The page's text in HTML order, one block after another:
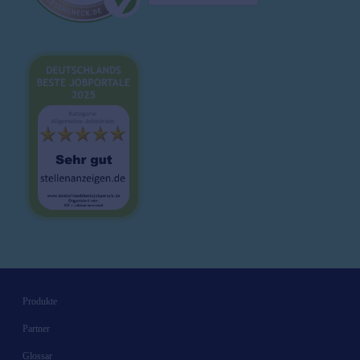
Bewerbungsvorlagen
Karrieretipps
Produkte
Partner
Glossar